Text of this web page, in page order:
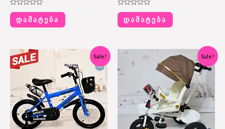
Rated
0
out
of
ᲓᲐᲛᲐᲢᲔᲑᲐ
Rated
0
out
of
ᲓᲐᲛᲐᲢᲔᲑᲐ
Sale!
Original
price
Current
165,00 ₾.
Sale!
price
430,00 ₾.
price
is:
215,00 ₾.